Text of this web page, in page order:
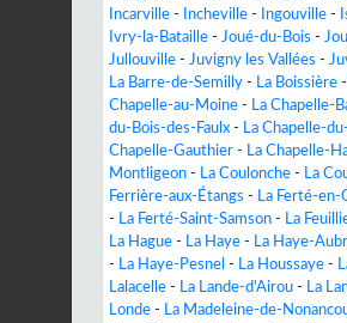
Incarville - Incheville - Ingouville -
Ivry-la-Bataille - Joué-du-Bois -
Jullouville - Juvigny les Vallées -
La Barre-de-Semilly - La Boissière -
Chapelle-au-Moine - La Chapelle-
du-Bois-des-Faulx - La Chapelle-
Chapelle-Gauthier - La Chapelle-
Montligeon - La Coulonche - La
Ferrière-aux-Étangs - La Ferté-en-
- La Ferté-Saint-Samson - La
La Hague - La Haye - La Haye-
- La Haye-Pesnel - La Houssaye -
Lalacelle - La Lande-d'Airou - La
Londe - La Madeleine-de-